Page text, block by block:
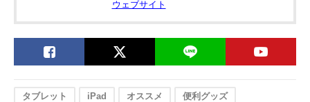
ウェブサイト
タブレット iPad オススメ 便利グッズ